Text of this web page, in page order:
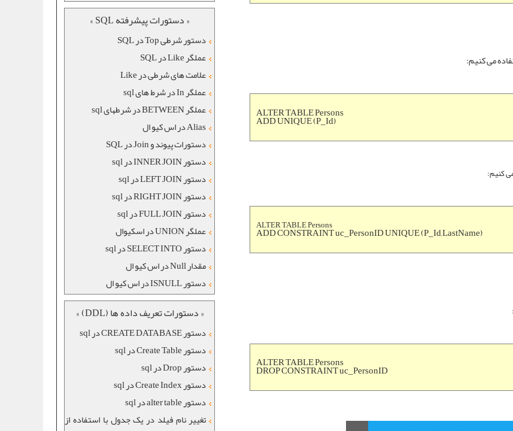
ALTER TABLE Persons
ADD UNIQUE (P_Id)
ALTER TABLE Persons
ADD CONSTRAINT uc_PersonID UNIQUE (P_Id,LastName)
ALTER TABLE Persons
DROP CONSTRAINT uc_PersonID
« دستورات پیشرفته SQL »
دستور شرطی Top در SQL
عملگر Like در SQL
علامت های شرطی در Like
عملگر In در شرط های sql
عملگر BETWEEN در شرطهای sql
Alias در اس کیو ال
دستورات پیوند و Join در SQL
دستور INNER JOIN در sql
دستور LEFT JOIN در sql
دستور RIGHT JOIN در sql
دستور FULL JOIN در sql
عملگر UNION در اسکیوال
دستور SELECT INTO در sql
مقدار Null در اس کیو ال
دستور ISNULL در اس کیو ال
« دستورات تعریف داده ها (DDL) »
دستور CREATE DATABASE در sql
دستور Create Table در sql
دستور Drop در sql
دستور Create Index در sql
دستور alter table در sql
تغییر نام فیلد در یک جدول با استفاده از